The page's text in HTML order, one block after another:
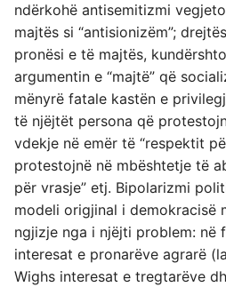
ndërkohë antisemitizmi
majtës si “antisionizëm”;
pronësi e të majtës,
argumentin e “majtë” që
mënyrë fatale kastën e
të njëjtët persona që
vdekje në emër të “respektit
protestojnë në mbështetje të
për vrasje” etj. Bipolarizmi
modeli origjinal i demokracisë
ngjizje nga i njëjti problem: në
interesat e pronarëve agrarë
Wighs interesat e tregtarëve